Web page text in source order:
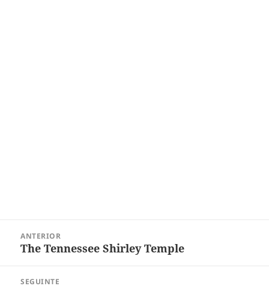
ANTERIOR
Post
The Tennessee Shirley Temple
SEGUINTE